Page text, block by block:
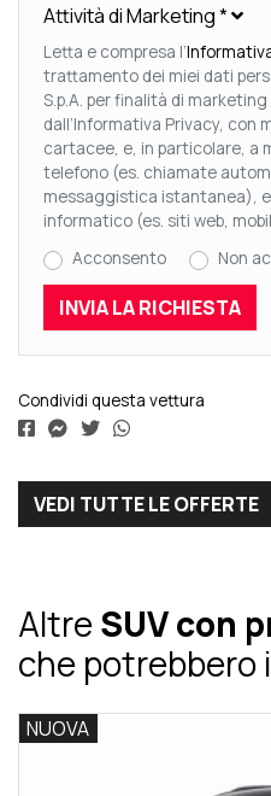
Attività di Marketing*
Letta e compresa l’
trattamento dei miei dati
S.p.A. per finalità di
dall’Informativa Privacy, con
cartacee, e, in particolare, a
telefono (es. chiamate
messaggistica istantanea),
informatico (es. siti web,
Acconsento
Non
Condividi questa vettura
VEDI TUTTE LE OFFERTE
AltreSUV con
che
USATA